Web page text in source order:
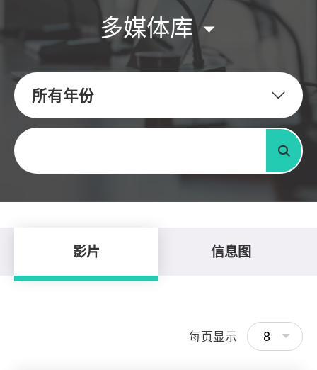
多媒体库
所有年份
关键字
搜寻
影片 信息图
每页显示 8